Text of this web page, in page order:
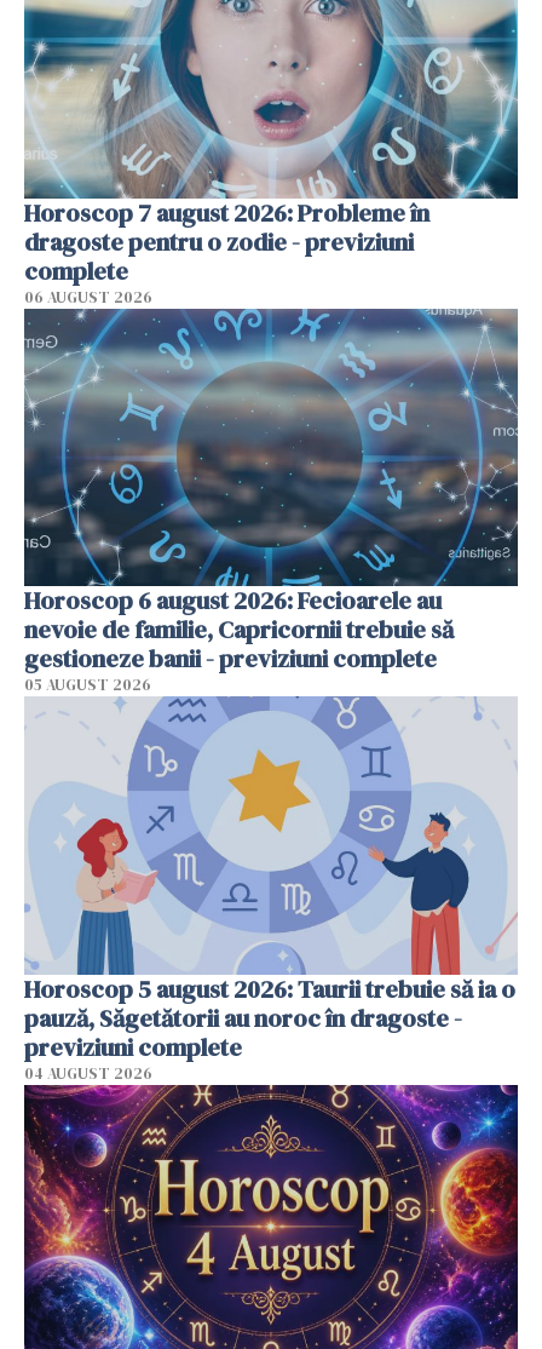
Horoscop 7 august 2026: Probleme în
dragoste pentru o zodie - previziuni
complete
06 AUGUST 2026
Horoscop 6 august 2026: Fecioarele au
nevoie de familie, Capricornii trebuie să
gestioneze banii - previziuni complete
05 AUGUST 2026
Horoscop 5 august 2026: Taurii trebuie să ia o
pauză, Săgetătorii au noroc în dragoste -
previziuni complete
04 AUGUST 2026